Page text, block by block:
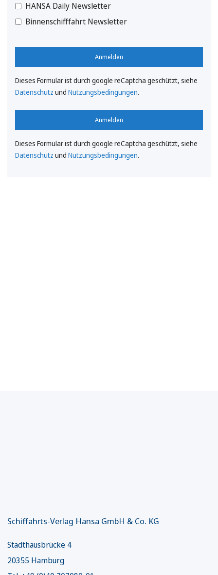
HANSA Daily Newsletter
Binnenschifffahrt Newsletter
Anmelden
Dieses Formular ist durch google reCaptcha geschützt, siehe
Datenschutz und Nutzungsbedingungen.
Anmelden
Dieses Formular ist durch google reCaptcha geschützt, siehe
Datenschutz und Nutzungsbedingungen.
Schiffahrts-Verlag Hansa GmbH & Co. KG
Stadthausbrücke 4
20355 Hamburg